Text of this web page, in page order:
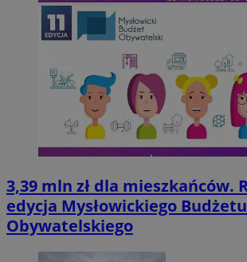
3,39 mln zł dla mieszkańców.
edycja Mysłowickiego Budżetu
Obywatelskiego